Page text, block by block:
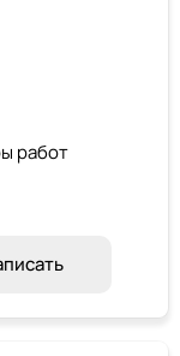
работ